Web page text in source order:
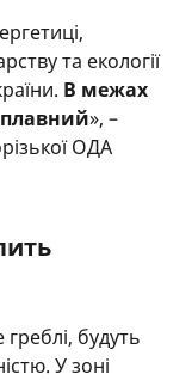
та екології
В межах
», –
ОДА
будуть
У зоні